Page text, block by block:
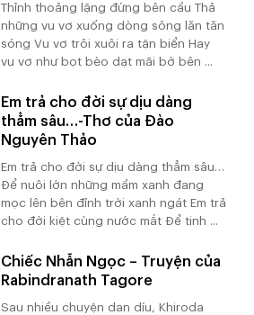
Thỉnh thoảng lặng đứng bên cầu Thả
những vu vơ xuống dòng sông lăn tăn
sóng Vu vơ trôi xuôi ra tận biển Hay
vu vơ như bọt bèo dạt mãi bờ bên ...
Em trả cho đời sự dịu dàng
thẳm sâu…-Thơ của Đào
Nguyên Thảo
Em trả cho đời sự dịu dàng thẳm sâu…
Để nuôi lớn những mầm xanh đang
mọc lên bên đỉnh trời xanh ngát Em trả
cho đời kiệt cùng nước mắt Để tinh ...
Chiếc Nhẫn Ngọc – Truyện của
Rabindranath Tagore
Sau nhiều chuyện dan díu, Khiroda